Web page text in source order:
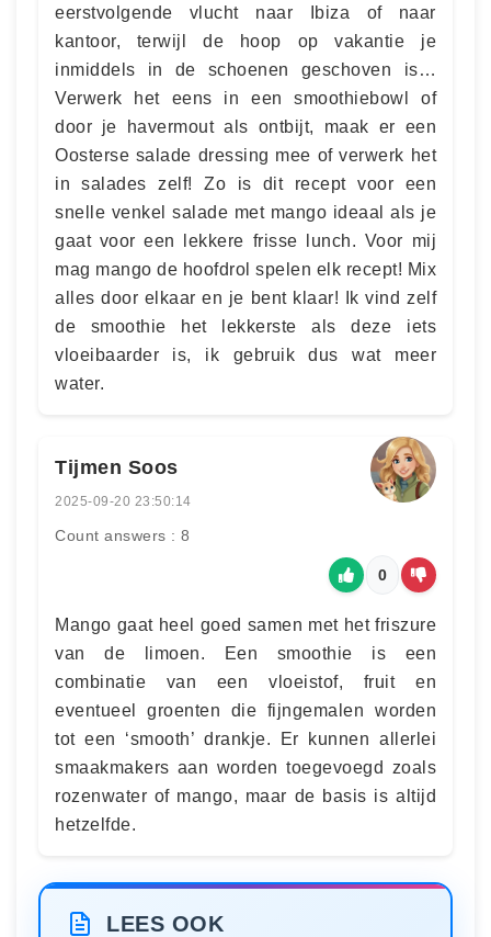
eerstvolgende vlucht naar Ibiza of naar
kantoor, terwijl de hoop op vakantie je
inmiddels in de schoenen geschoven is…
Verwerk het eens in een smoothiebowl of
door je havermout als ontbijt, maak er een
Oosterse salade dressing mee of verwerk het
in salades zelf! Zo is dit recept voor een
snelle venkel salade met mango ideaal als je
gaat voor een lekkere frisse lunch. Voor mij
mag mango de hoofdrol spelen elk recept! Mix
alles door elkaar en je bent klaar! Ik vind zelf
de smoothie het lekkerste als deze iets
vloeibaarder is, ik gebruik dus wat meer
water.
Tijmen Soos
2025-09-20 23:50:14
Count answers : 8
0
Mango gaat heel goed samen met het friszure
van de limoen. Een smoothie is een
combinatie van een vloeistof, fruit en
eventueel groenten die fijngemalen worden
tot een ‘smooth’ drankje. Er kunnen allerlei
smaakmakers aan worden toegevoegd zoals
rozenwater of mango, maar de basis is altijd
hetzelfde.
LEES OOK